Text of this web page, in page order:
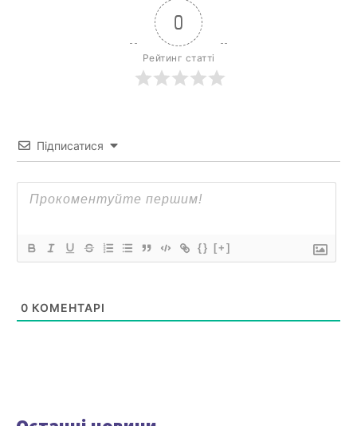
0
Рейтинг статті
Підписатися
{} [+]
0 КОМЕНТАРІ